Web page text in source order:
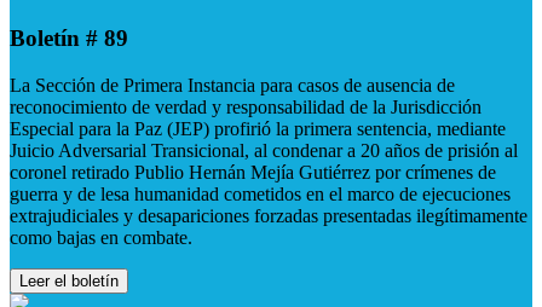
Boletín # 89
La Sección de Primera Instancia para casos de ausencia de
reconocimiento de verdad y responsabilidad de la Jurisdicción
Especial para la Paz (JEP) profirió la primera sentencia, mediante
Juicio Adversarial Transicional, al condenar a 20 años de prisión al
coronel retirado Publio Hernán Mejía Gutiérrez por crímenes de
guerra y de lesa humanidad cometidos en el marco de ejecuciones
extrajudiciales y desapariciones forzadas presentadas ilegítimamente
como bajas en combate.
Leer el boletín